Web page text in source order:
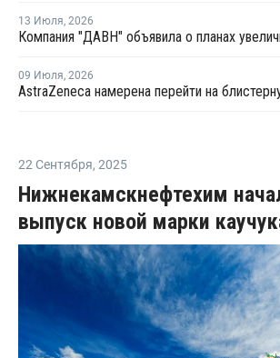
13 Июля, 2026
09 Июля, 2026
22 Сентября, 2025
Нижнекамскнефтехим
выпуск новой марки